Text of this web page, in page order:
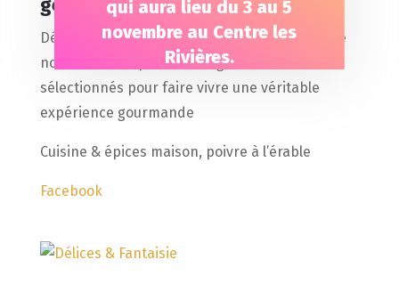
qui aura lieu du 3 au 5
novembre au Centre les
Rivières.
géniale et originale?
Découvrez nos boîtes découverte, remplies de
nos différents produits soigneusement
sélectionnés pour faire vivre une véritable
expérience gourmande
Cuisine & épices maison, poivre à l’érable
Facebook